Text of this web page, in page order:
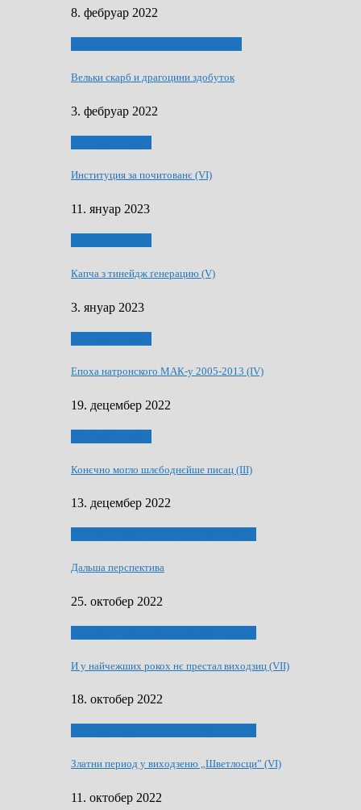
8. фебруар 2022
Вельки скарб и драгоцини здобуток
3. фебруар 2022
Институция за почитованє (VI)
11. януар 2023
Капча з тинейдж ґенерацию (V)
3. януар 2023
Епоха натронского МАК-у 2005-2013 (IV)
19. децембер 2022
Конєчно могло шлєбоднєйше писац (III)
13. децембер 2022
Дальша перспектива
25. октобер 2022
И у найчежших рокох нє престал виходзиц (VII)
18. октобер 2022
Златни период у виходзеню „Шветлосци” (VI)
11. октобер 2022